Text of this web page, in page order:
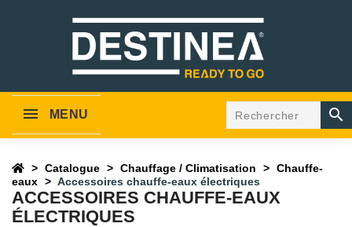
MENU 
Catalogue Chauffage / Climatisation
Chauffe-
eaux
Accessoires chauffe-eaux électriques
ACCESSOIRES CHAUFFE-EAUX
ÉLECTRIQUES